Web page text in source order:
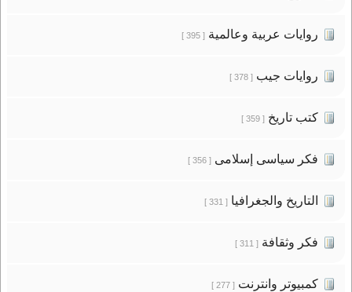
روايات عربية وعالمية[ 395 ]
روايات جيب[ 378 ]
كتب تاريخ[ 359 ]
فكر سياسى إسلامى[ 356 ]
التاريخ والجغرافيا[ 331 ]
فكر وثقافة[ 311 ]
كمبيوتر وانترنت[ 277 ]